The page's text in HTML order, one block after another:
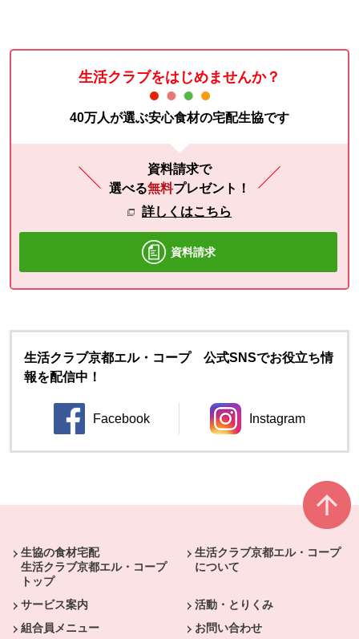
生活クラブをはじめませんか？
40万人が選ぶ安心食材の宅配生協です
資料請求で
選べる無料プレゼント！
詳しくはこちら
資料請求
生活クラブ京都エル・コープ 公式SNSでお役立ち情
報を配信中！
Facebook
別のウィンドウで開きます。
Instagram
別のウィンドウ
生協の食材宅配
生活クラブ京都エル・コープ
トップ
生活クラブ京都エル・コープ
について
サービス案内
活動・とりくみ
組合員メニュー
お問い合わせ